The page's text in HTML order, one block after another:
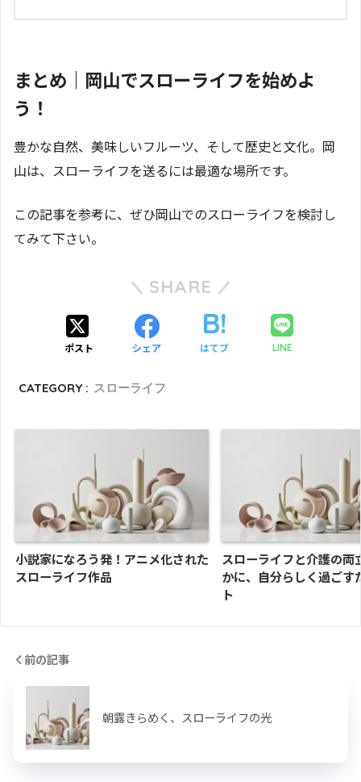
まとめ｜岡山でスローライフを始めよ
う！
豊かな自然、美味しいフルーツ、そして歴史と文化。岡
山は、スローライフを送るには最適な場所です。
この記事を参考に、ぜひ岡山でのスローライフを検討し
てみて下さい。
SHARE
ポスト シェア はてブ LINE
CATEGORY : スローライフ
小説家になろう発！アニメ化された
スローライフ作品
スローライフと介護の両
かに、自分らしく過ごす
ト
前の記事
朝露きらめく、スローライフの光